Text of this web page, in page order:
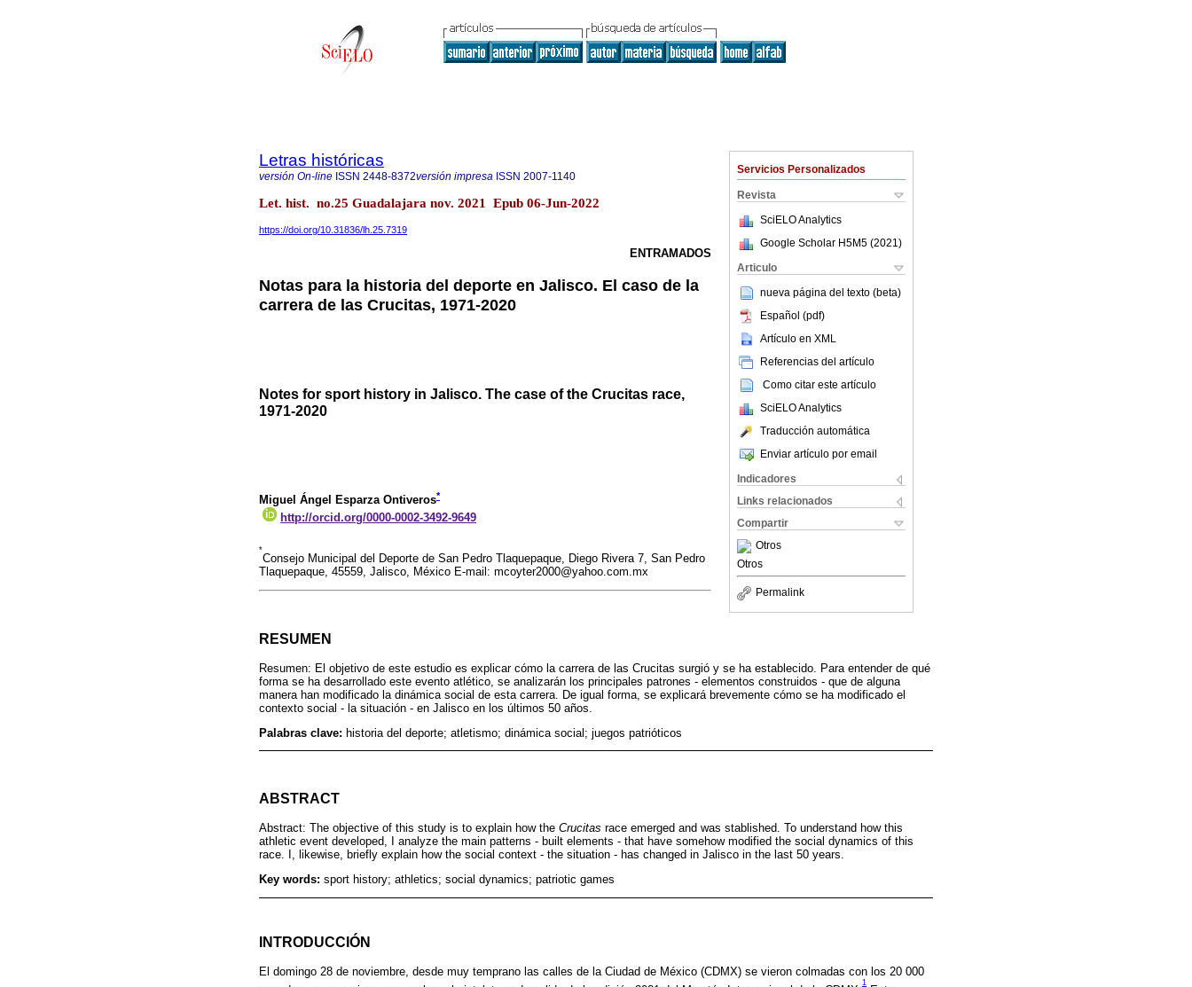
Servicios Personalizados
Revista
SciELO Analytics
Google Scholar H5M5 (2021 )
Articulo
nueva página del texto (beta)
Español (pdf)
Artículo en XML
Referencias del artículo
Como citar este artículo
SciELO Analytics
Traducción automática
Enviar artículo por email
Indicadores
Links relacionados
Compartir
Otros
Otros
Permalink
Letras históricas
versión On-line ISSN 2448-8372versión impresa ISSN 2007-1140
Let. hist. no.25 Guadalajara nov. 2021 Epub 06-Jun-2022
https://doi.org/10.31836/lh.25.7319
ENTRAMADOS
Notas para la historia del deporte en Jalisco. El caso de la
carrera de las Crucitas, 1971-2020
Notes for sport history in Jalisco. The case of the Crucitas race,
1971-2020
Miguel Ángel Esparza Ontiveros*
http://orcid.org/0000-0002-3492-9649
*
Consejo Municipal del Deporte de San Pedro Tlaquepaque, Diego Rivera 7, San Pedro
Tlaquepaque, 45559, Jalisco, México E-mail: mcoyter2000@yahoo.com.mx
RESUMEN
Resumen: El objetivo de este estudio es explicar cómo la carrera de las Crucitas surgió y se ha establecido. Para entender de qué
forma se ha desarrollado este evento atlético, se analizarán los principales patrones - elementos construidos - que de alguna
manera han modificado la dinámica social de esta carrera. De igual forma, se explicará brevemente cómo se ha modificado el
contexto social - la situación - en Jalisco en los últimos 50 años.
Palabras clave: historia del deporte; atletismo; dinámica social; juegos patrióticos
ABSTRACT
Abstract: The objective of this study is to explain how the Crucitas race emerged and was stablished. To understand how this
athletic event developed, I analyze the main patterns - built elements - that have somehow modified the social dynamics of this
race. I, likewise, briefly explain how the social context - the situation - has changed in Jalisco in the last 50 years.
Key words: sport history; athletics; social dynamics; patriotic games
INTRODUCCIÓN
El domingo 28 de noviembre, desde muy temprano las calles de la Ciudad de México (CDMX) se vieron colmadas con los 20 000
1